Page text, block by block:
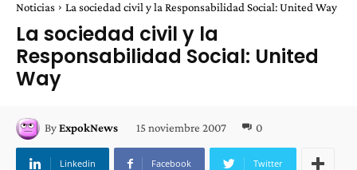
Noticias La sociedad civil y la Responsabilidad Social: United Way
La sociedad civil y la
Responsabilidad Social: United
Way
ByExpokNews 15 noviembre 2007 0
Linkedin Facebook Twitter